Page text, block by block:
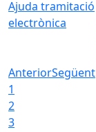
Ajuda tramitació
electrònica
AnteriorSegüent
1
2
3